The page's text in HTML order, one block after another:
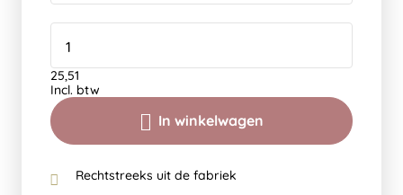
In winkelwagen
25,51
Incl. btw
Rechtstreeks uit de fabriek